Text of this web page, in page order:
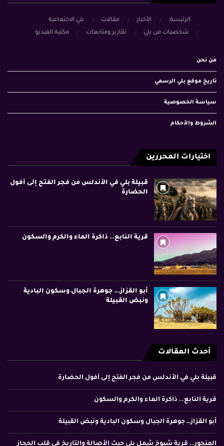
الرئيسة: الأخبار مقالات
بلي الاجتماعية
شخصيات من بلي
تقارير ومتابعات مكتبة الفيديو
من نحن
تاريخ موقع بلي الرسمي
سياسة الخصوصية
الشروط والأحكام
اختيارات المحررين
قبيلة بلي في الأندلس من فجر الفتح إلى أفول
الحضارة
قرية النابع.. ذاكرة الماء والكرم والسكون
أبو القزاز… جوهرة الجبال وسكون البادية
ونبض القبيلة
أحدث المقالات
قبيلة بلي في الأندلس من فجر الفتح إلى أفول الحضارة
قرية النابع.. ذاكرة الماء والكرم والسكون
أبو القزاز… جوهرة الجبال وسكون البادية ونبض القبيلة
المنجور.. قرية شيوخ شمل بلي حيث الأصالة والتاريخ في قلب الحجاز